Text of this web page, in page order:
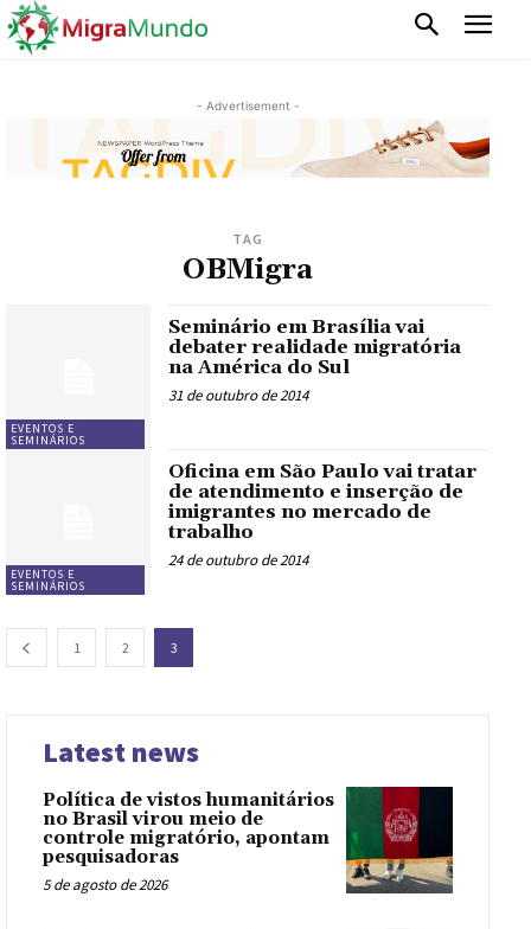
- Advertisement -
TAG
OBMigra
EVENTOS E
SEMINÁRIOS
Seminário em Brasília vai
debater realidade migratória
na América do Sul
31 de outubro de 2014
EVENTOS E
SEMINÁRIOS
Oficina em São Paulo vai tratar
de atendimento e inserção de
imigrantes no mercado de
trabalho
24 de outubro de 2014
1 2 3
Latest news
Política de vistos humanitários
no Brasil virou meio de
controle migratório, apontam
pesquisadoras
5 de agosto de 2026